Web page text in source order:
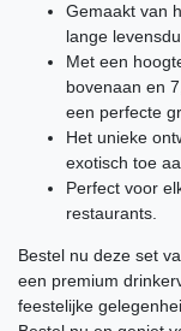
Gemaakt van
lange
Met een
bovenaan en
een perfecte
Het unieke
exotisch toe
Perfect voor
restaurants.
Bestel nu deze set
een premium
feestelijke